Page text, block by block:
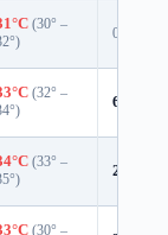
(30° –
0%
(32° –
6%
(33° –
20%
(30° –